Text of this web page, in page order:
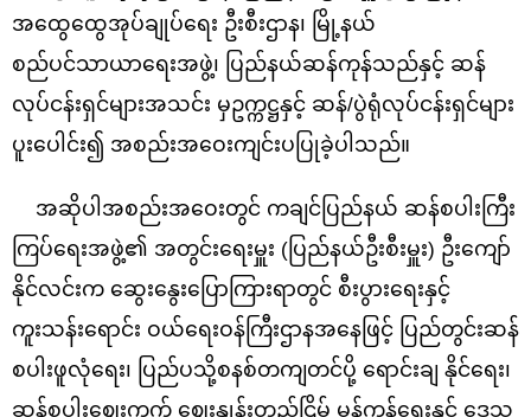
အထွေထွေအုပ်ချုပ်ရေး ဦးစီးဌာန၊ မြို့နယ်
စည်ပင်သာယာရေးအဖွဲ့၊ ပြည်နယ်ဆန်ကုန်သည်နှင့် ဆန်
လုပ်ငန်းရှင်များအသင်း မှဥက္ကဋ္ဌနှင့် ဆန်/ပွဲရုံလုပ်ငန်းရှင်များ
ပူးပေါင်း၍ အစည်းအဝေးကျင်းပပြုခဲ့ပါသည်။
အဆိုပါအစည်းအဝေးတွင် ကချင်ပြည်နယ် ဆန်စပါးကြီး
ကြပ်ရေးအဖွဲ့၏ အတွင်းရေးမှူး (ပြည်နယ်ဦးစီးမှူး) ဦးကျော်
နိုင်လင်းက ဆွေးနွေးပြောကြားရာတွင် စီးပွားရေးနှင့်
ကူးသန်းရောင်း ဝယ်ရေးဝန်ကြီးဌာနအနေဖြင့် ပြည်တွင်းဆန်
စပါးဖူလုံရေး၊ ပြည်ပသို့စနစ်တကျတင်ပို့ ရောင်းချ နိုင်ရေး၊
ဆန်စပါးဈေးကွက် ဈေးနှုန်းတည်ငြိမ် မှန်ကန်ရေးနှင့် ဒေသ